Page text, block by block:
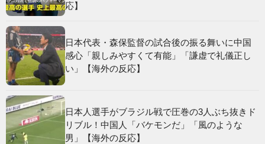
応】
日本代表・森保監督の試合後の振る舞いに中国
感心「親しみやすくて有能」「謙虚で礼儀正し
い」【海外の反応】
日本人選手がブラジル戦で圧巻の3人ぶち抜きド
リブル！中国人「バケモンだ」「風のような
男」【海外の反応】